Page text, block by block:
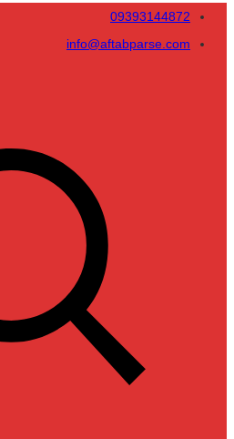
09393144872
info@aftabparse.com